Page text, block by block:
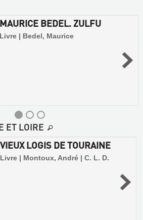
MAURICE BEDEL. ZULFU
Livre | Bedel, Maurice
ET LOIRE
VIEUX LOGIS DE TOURAINE
Livre | Montoux, André | C. L. D.